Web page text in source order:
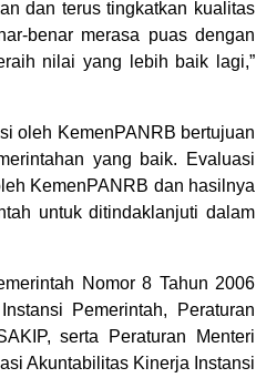
dan terus tingkatkan kualitas
benar merasa puas dengan
nilai yang lebih baik lagi,”
oleh KemenPANRB bertujuan
yang baik. Evaluasi
KemenPANRB dan hasilnya
untuk ditindaklanjuti dalam
Nomor 8 Tahun 2006
Pemerintah, Peraturan
serta Peraturan Menteri
Akuntabilitas Kinerja Instansi